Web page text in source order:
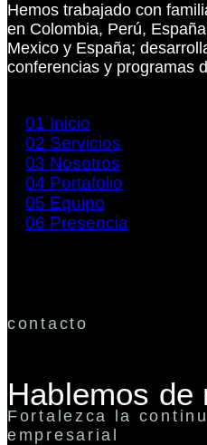
Hemos trabajado con
en Colombia, Perú,
Mexico y España;
conferencias y programas
01 Inicio
02 Servicios
03 Nosotros
04 Portafolio
05 Equipo
06 Presencia
contacto
Hablemos de
Fortalezca la
empresarial